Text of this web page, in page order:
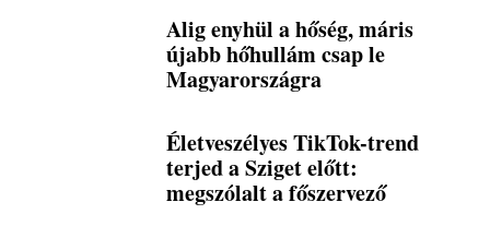
Alig enyhül a hőség, máris
újabb hőhullám csap le
Magyarországra
Életveszélyes TikTok-trend
terjed a Sziget előtt:
megszólalt a főszervező